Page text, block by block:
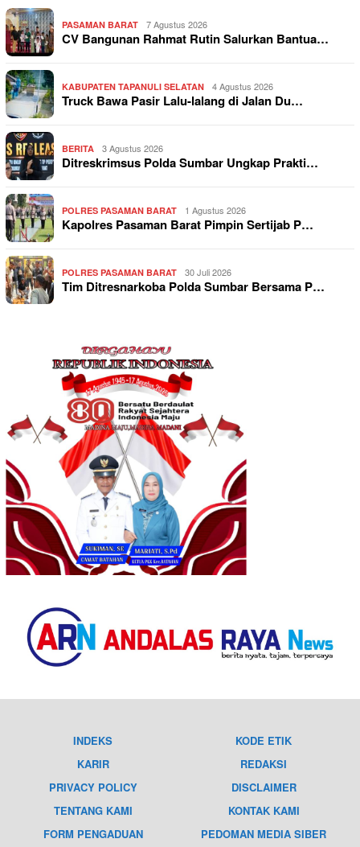
PASAMAN BARAT 7 Agustus 2026
CV Bangunan Rahmat Rutin Salurkan Bantua…
KABUPATEN TAPANULI SELATAN 4 Agustus 2026
Truck Bawa Pasir Lalu-lalang di Jalan Du…
BERITA 3 Agustus 2026
Ditreskrimsus Polda Sumbar Ungkap Prakti…
POLRES PASAMAN BARAT 1 Agustus 2026
Kapolres Pasaman Barat Pimpin Sertijab P…
POLRES PASAMAN BARAT 30 Juli 2026
Tim Ditresnarkoba Polda Sumbar Bersama P…
INDEKS
KODE ETIK
KARIR
REDAKSI
PRIVACY POLICY
DISCLAIMER
TENTANG KAMI
KONTAK KAMI
FORM PENGADUAN
PEDOMAN MEDIA SIBER